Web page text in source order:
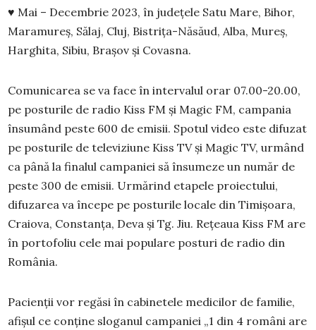
♥ Mai – Decembrie 2023, în județele Satu Mare, Bihor,
Maramureș, Sălaj, Cluj, Bistrița-Năsăud, Alba, Mureș,
Harghita, Sibiu, Brașov și Covasna.
Comunicarea se va face în intervalul orar 07.00-20.00,
pe posturile de radio Kiss FM și Magic FM, campania
însumând peste 600 de emisii. Spotul video este difuzat
pe posturile de televiziune Kiss TV și Magic TV, urmând
ca până la finalul campaniei să însumeze un număr de
peste 300 de emisii. Urmărind etapele proiectului,
difuzarea va începe pe posturile locale din Timișoara,
Craiova, Constanța, Deva și Tg. Jiu. Rețeaua Kiss FM are
în portofoliu cele mai populare posturi de radio din
România.
Pacienții vor regăsi în cabinetele medicilor de familie,
afișul ce conține sloganul campaniei „1 din 4 români are